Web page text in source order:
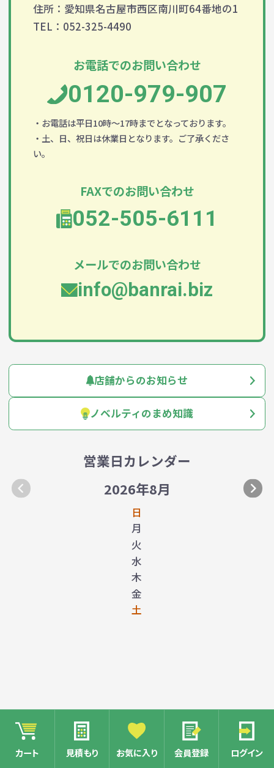
カート 見積もり お気に入り 会員登録 ログイン
住所：愛知県名古屋市西区南川町64番地の1
TEL：052-325-4490
お電話でのお問い合わせ
0120-979-907
・お電話は平日10時～17時までとなっております。
・土、日、祝日は休業日となります。ご了承くださ
い。
FAXでのお問い合わせ
052-505-6111
メールでのお問い合わせ
info@banrai.biz
店舗からのお知らせ
ノベルティのまめ知識
営業日カレンダー
2026年8月
日
月
火
水
木
金
土